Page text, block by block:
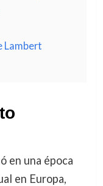
Lambert
en una época
en Europa,